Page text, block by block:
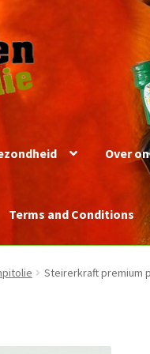
Over
Terms and Conditions
Steirerkraft premium